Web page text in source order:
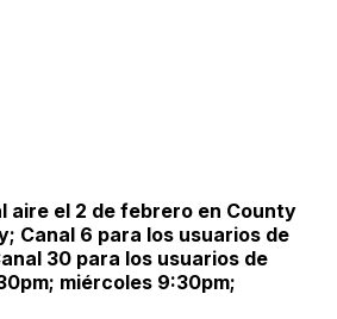
aire el 2 de febrero en County
Canal 6 para los usuarios de
30 para los usuarios de
miércoles 9:30pm;